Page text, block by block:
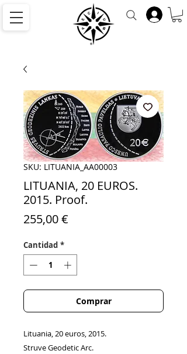
SKU: LITUANIA_AA00003
LITUANIA, 20 EUROS.
2015. Proof.
255,00 €
Cantidad *
Comprar
Lituania, 20 euros, 2015.
Struve Geodetic Arc.